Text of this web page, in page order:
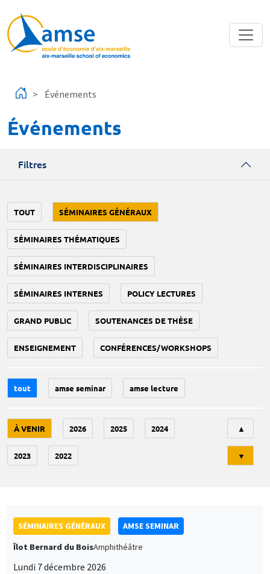
Événements
Événements
Filtres
TOUT SÉMINAIRES GÉNÉRAUX
SÉMINAIRES THÉMATIQUES
SÉMINAIRES INTERDISCIPLINAIRES
SÉMINAIRES INTERNES POLICY LECTURES
GRAND PUBLIC SOUTENANCES DE THÈSE
ENSEIGNEMENT CONFÉRENCES/WORKSHOPS
tout amse seminar amse lecture
À VENIR 2026 2025 2024
2023 2022
▲
▼
SÉMINAIRES GÉNÉRAUX
AMSE SEMINAR
Îlot Bernard du BoisAmphithéâtre
Lundi 7 décembre 2026